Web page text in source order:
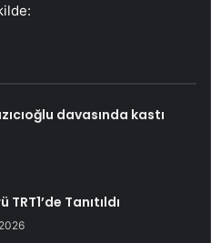
davasında kastı
Tanıtıldı